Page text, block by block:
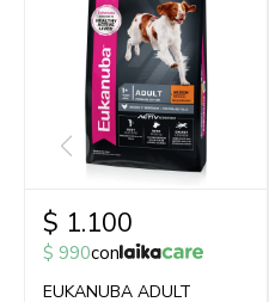
$ 1.100
$ 990con
EUKANUBA ADULT